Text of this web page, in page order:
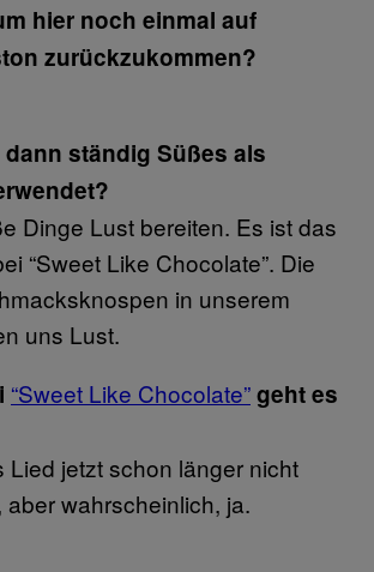
hier noch einmal auf
zurückzukommen?
dann ständig Süßes als
Dinge Lust bereiten. Es ist das
“Sweet Like Chocolate”. Die
in unserem
uns Lust.
“Sweet Like Chocolate”geht es
Lied jetzt schon länger nicht
aber wahrscheinlich, ja.